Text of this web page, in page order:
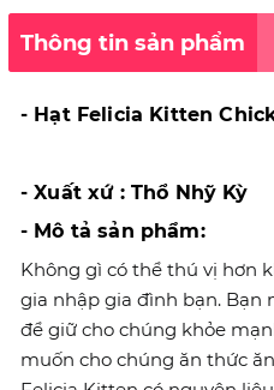
Thông tin sản phẩm
- Hạt Felicia Kitten
- Xuất xứ : Thổ Nhỹ Kỳ
- Mô tả sản phẩm:
Không gì có thể thú vị hơn
gia nhập gia đình bạn.
để giữ cho chúng khỏe
muốn cho chúng ăn thức